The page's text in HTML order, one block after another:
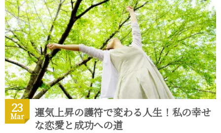
23
Mar
運気上昇の護符で変わる人生！私の幸せ
な恋愛と成功への道